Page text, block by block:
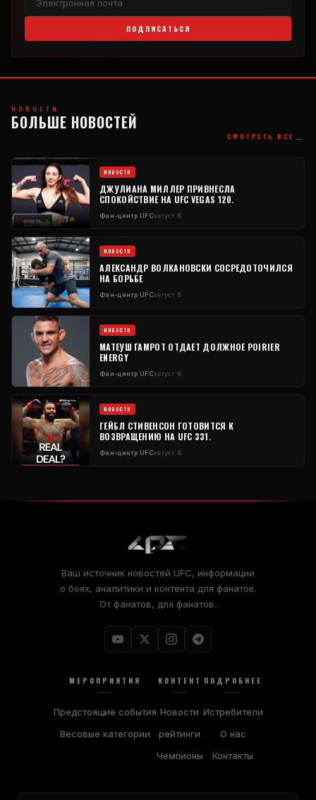
ПОДПИСАТЬСЯ
НОВОСТИ
БОЛЬШЕ НОВОСТЕЙ
СМОТРЕТЬ ВСЕ →
НОВОСТИ
ДЖУЛИАНА МИЛЛЕР ПРИВНЕСЛА
СПОКОЙСТВИЕ НА UFC VEGAS 120.
Фан-центр UFCавгуст 6
НОВОСТИ
АЛЕКСАНДР ВОЛКАНОВСКИ СОСРЕДОТОЧИЛСЯ
НА БОРЬБЕ
Фан-центр UFCавгуст 6
НОВОСТИ
МАТЕУШ ГАМРОТ ОТДАЕТ ДОЛЖНОЕ POIRIER
ENERGY
Фан-центр UFCавгуст 6
НОВОСТИ
ГЕЙБЛ СТИВЕНСОН ГОТОВИТСЯ К
ВОЗВРАЩЕНИЮ НА UFC 331.
Фан-центр UFCавгуст 6
Ваш источник новостей UFC, информации
о боях, аналитики и контента для фанатов.
От фанатов, для фанатов.
МЕРОПРИЯТИЯ
Предстоящие события
Весовые категории
КОНТЕНТ
Новости
рейтинги
Чемпионы
ПОДРОБНЕЕ
Истребители
О нас
Контакты